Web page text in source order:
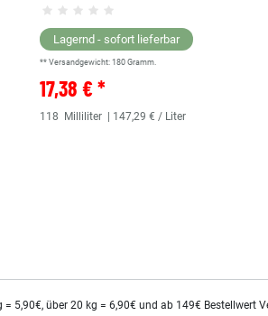
Lagernd - sofort lieferbar
** Versandgewicht:180 Gramm.
17,38 € *
118 Milliliter | 147,29 € / Liter
5,90€, über 20 kg = 6,90€ und ab 149€ Bestellwert